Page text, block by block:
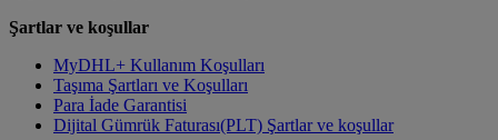
Şartlar ve koşullar
MyDHL+ Kullanım Koşulları
Taşıma Şartları ve Koşulları
Para İade Garantisi
Dijital Gümrük Faturası(PLT) Şartlar ve koşullar